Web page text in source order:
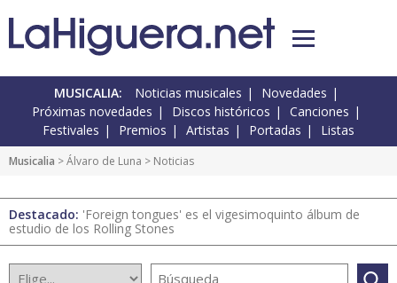
MUSICALIA: Noticias musicales
Novedades
Próximas novedades
Discos históricos
Canciones
Festivales
Premios Artistas Portadas Listas
Musicalia >Álvaro de Luna > Noticias
Destacado: 'Foreign tongues' es el vigesimoquinto álbum de
estudio de los Rolling Stones